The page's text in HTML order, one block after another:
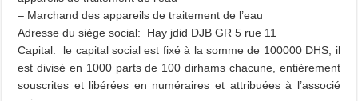
– Marchand des appareils de traitement de l’eau
Adresse du siège social: Hay jdid DJB GR 5 rue 11
Capital: le capital social est fixé à la somme de 100000 DHS, il
est divisé en 1000 parts de 100 dirhams chacune, entièrement
souscrites et libérées en numéraires et attribuées à l’associé